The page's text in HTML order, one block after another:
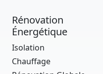
Rénovation
Énergétique
Isolation
Chauffage